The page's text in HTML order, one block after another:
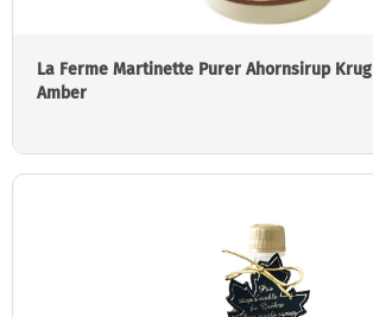
La Ferme Martinette Purer Ahornsirup Krug
Amber